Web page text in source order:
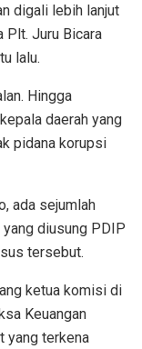
digali lebih lanjut
Plt. Juru Bicara
lalu.
Hingga
daerah yang
pidana korupsi
ada sejumlah
diusung PDIP
tersebut.
ketua komisi di
Keuangan
yang terkena